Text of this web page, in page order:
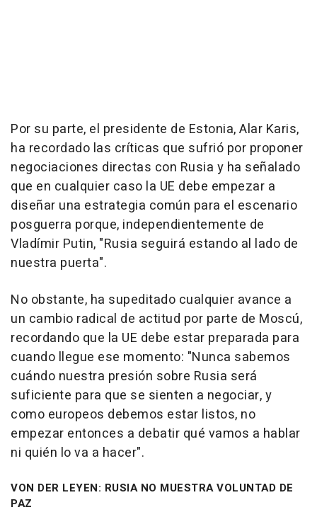
Por su parte, el presidente de Estonia, Alar Karis,
ha recordado las críticas que sufrió por proponer
negociaciones directas con Rusia y ha señalado
que en cualquier caso la UE debe empezar a
diseñar una estrategia común para el escenario
posguerra porque, independientemente de
Vladímir Putin, "Rusia seguirá estando al lado de
nuestra puerta".
No obstante, ha supeditado cualquier avance a
un cambio radical de actitud por parte de Moscú,
recordando que la UE debe estar preparada para
cuando llegue ese momento: "Nunca sabemos
cuándo nuestra presión sobre Rusia será
suficiente para que se sienten a negociar, y
como europeos debemos estar listos, no
empezar entonces a debatir qué vamos a hablar
ni quién lo va a hacer".
VON DER LEYEN: RUSIA NO MUESTRA VOLUNTAD DE
PAZ